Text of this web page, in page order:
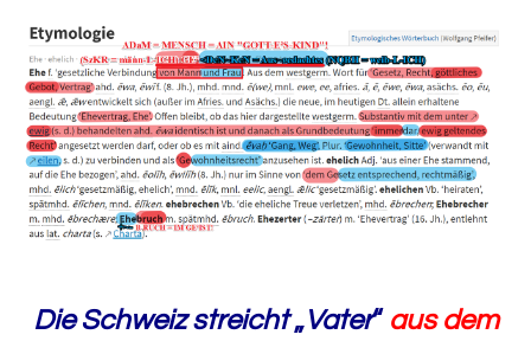
Die Schweiz streicht„Vater“ aus dem